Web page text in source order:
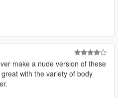
make a nude version of these
with the variety of body